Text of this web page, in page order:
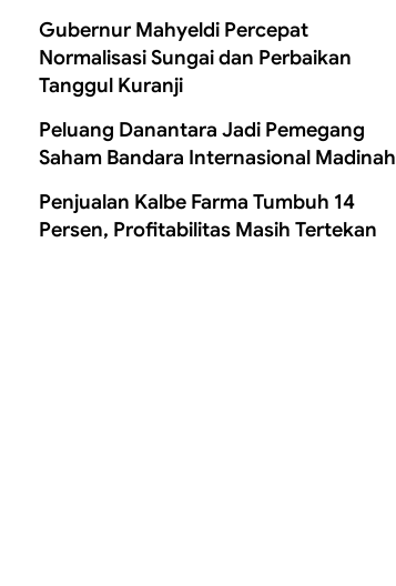
Gubernur Mahyeldi Percepat
Normalisasi Sungai dan Perbaikan
Tanggul Kuranji
Peluang Danantara Jadi Pemegang
Saham Bandara Internasional Madinah
Penjualan Kalbe Farma Tumbuh 14
Persen, Profitabilitas Masih Tertekan